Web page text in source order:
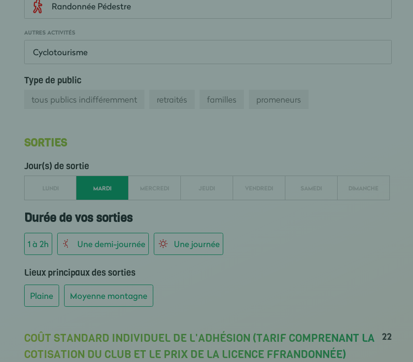
Randonnée Pédestre
AUTRES ACTIVITÉS
Cyclotourisme
Type de public
tous publics indifféremment retraités familles promeneurs
SORTIES
Jour(s) de sortie
LUNDI MARDI MERCREDI JEUDI VENDREDI SAMEDI DIMANCHE
Durée de vos sorties
1 à 2h Une demi-journée Une journée
Lieux principaux des sorties
Plaine Moyenne montagne
COÛT STANDARD INDIVIDUEL DE L'ADHÉSION (TARIF COMPRENANT LA
COTISATION DU CLUB ET LE PRIX DE LA LICENCE FFRANDONNÉE)
22